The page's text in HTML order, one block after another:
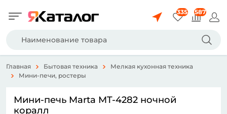
335 587
Главная Бытовая техника
Мелкая кухонная техника
Мини-печи, ростеры
Мини-печь Marta MT-4282 ночной
коралл